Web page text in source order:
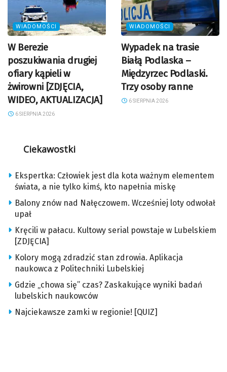
WIADOMOŚCI
W Berezie
poszukiwania drugiej
ofiary kąpieli w
żwirowni [ZDJĘCIA,
WIDEO, AKTUALIZACJA]
6 SIERPNIA 2026
WIADOMOŚCI
Wypadek na trasie
Białą Podlaska –
Międzyrzec Podlaski.
Trzy osoby ranne
6 SIERPNIA 2026
Ciekawostki
Ekspertka: Człowiek jest dla kota ważnym elementem
świata, a nie tylko kimś, kto napełnia miskę
Balony znów nad Nałęczowem. Wcześniej loty odwołał
upał
Kręcili w pałacu. Kultowy serial powstaje w Lubelskiem
[ZDJĘCIA]
Kolory mogą zdradzić stan zdrowia. Aplikacja
naukowca z Politechniki Lubelskiej
Gdzie „chowa się” czas? Zaskakujące wyniki badań
lubelskich naukowców
Najciekawsze zamki w regionie! [QUIZ]